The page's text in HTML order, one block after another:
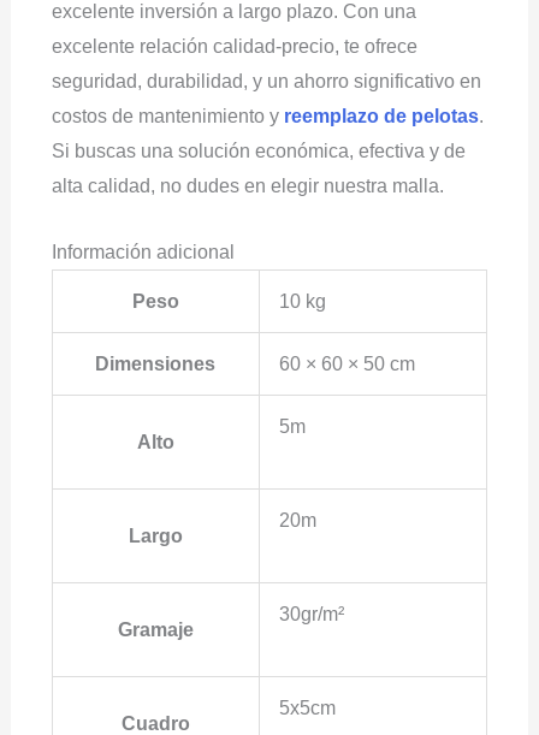
excelente inversión a largo plazo. Con una
excelente relación calidad-precio, te ofrece
seguridad, durabilidad, y un ahorro significativo en
costos de mantenimiento y reemplazo de pelotas.
Si buscas una solución económica, efectiva y de
alta calidad, no dudes en elegir nuestra malla.
Información adicional
Peso 10 kg
Dimensiones 60 × 60 × 50 cm
Alto
5m
Largo
20m
Gramaje
30gr/m²
Cuadro
5x5cm